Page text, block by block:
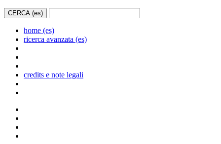
home (es)
ricerca avanzata (es)
credits e note legali